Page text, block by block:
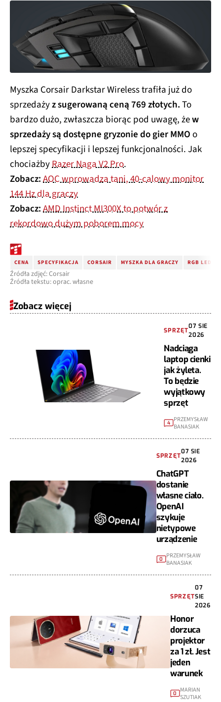
Myszka Corsair Darkstar Wireless trafiła już do
sprzedażyz sugerowaną ceną 769 złotych.To
bardzo dużo, zwłaszcza biorąc pod uwagę, żew
sprzedaży są dostępne gryzonie do gier MMOo
lepszej specyfikacji i lepszej funkcjonalności. Jak
chociażbyRazer Naga V2 Pro.
Zobacz:AOC wprowadza tani, 40-calowy monitor
144 Hz dla graczy
Zobacz:AMD Instinct MI300X to potwór z
rekordowo dużym poborem mocy
CENA SPECYFIKACJA CORSAIR MYSZKA DLA GRACZY RGB LED
Źródła zdjęć: Corsair
Źródła tekstu: oprac. własne
Zobacz więcej
SPRZĘT
07 SIE
2026
Nadciąga
laptop cienki
jak żyleta.
To będzie
wyjątkowy
sprzęt
4
PRZEMYSŁAW
BANASIAK
SPRZĘT
07 SIE
2026
ChatGPT
dostanie
własne ciało.
OpenAI
szykuje
nietypowe
urządzenie
0 PRZEMYSŁAW
BANASIAK
SPRZĘT
07
SIE
2026
Honor
dorzuca
projektor
za 1 zł. Jest
jeden
warunek
0
MARIAN
SZUTIAK